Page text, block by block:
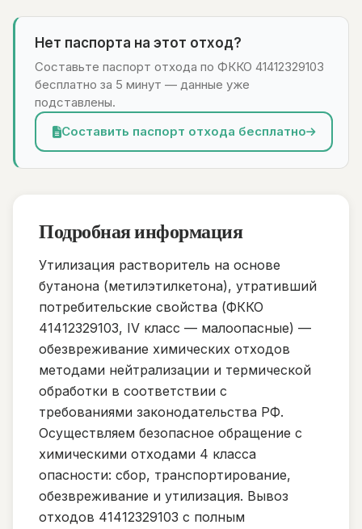
Нет паспорта на этот отход?
Составьте паспорт отхода по ФККО 41412329103
бесплатно за 5 минут — данные уже
подставлены.
Составить паспорт отхода бесплатно
Подробная информация
Утилизация растворитель на основе
бутанона (метилэтилкетона), утративший
потребительские свойства (ФККО
41412329103, IV класс — малоопасные) —
обезвреживание химических отходов
методами нейтрализации и термической
обработки в соответствии с
требованиями законодательства РФ.
Осуществляем безопасное обращение с
химическими отходами 4 класса
опасности: сбор, транспортирование,
обезвреживание и утилизация. Вывоз
отходов 41412329103 с полным